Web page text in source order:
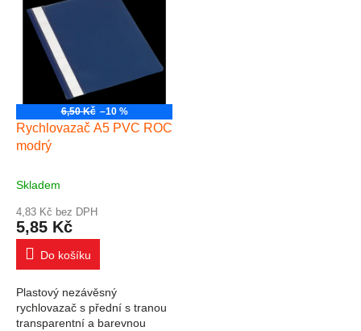
6,50 Kč –10 %
Rychlovazač A5 PVC ROC
modrý
Skladem
4,83 Kč bez DPH
5,85 Kč
Do košíku
Plastový nezávěsný
rychlovazač s přední s tranou
transparentní a barevnou